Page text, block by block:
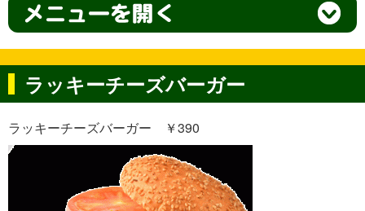
ラッキーチーズバーガー
ラッキーチーズバーガー ￥390